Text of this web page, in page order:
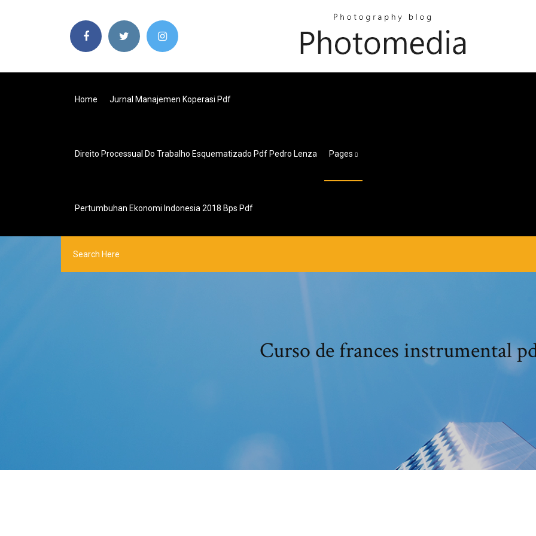
Home Jurnal Manajemen Koperasi Pdf
Direito Processual Do Trabalho Esquematizado Pdf Pedro Lenza Pages
Pertumbuhan Ekonomi Indonesia 2018 Bps Pdf
Curso de frances instrumental